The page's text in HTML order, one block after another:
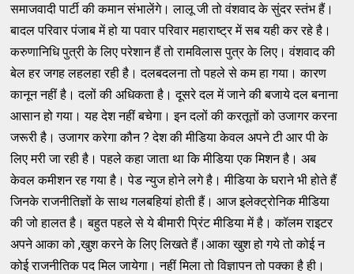
समाजवादी पार्टी की कमान संभालेंगे। लालू जी तो वंशवाद के सुंदर स्‍तंभ हैं।
बादल परिवार पंजाब में हो या पवार परिवार महाराष्‍ट्र में सब यही कर रहे है।
करुणानिधि पुत्री के लिए परेशान हैं तो रामविलास पुत्र के लिए। वंशवाद की
बेल हर जगह लहलहा रही है। दलबदलना तो पहले से कम हा गया। कारण
कानून नहीं है। दलों की अधिकता है। दूसरे दल में जाने की बजाये दल बनाना
आसान हो गया। यह देश नहीं बचेगा। इन दलों की करतूतों को उजागर करना
जरूरी है। उजागर करेगा कौन ? देश की मीडिया केवल अपने टी आर पी के
लिए मरी जा रही है। पहले कहा जाता था कि मीडिया एक मिशन है। अब
केवल कमीशन रह गया है। पेड न्‍युज होने लगे है। मीडिया के घराने भी होते हैं
जिनके राजनीतिज्ञों के साथ गलबहियां होती हैं। आज इलेक्‍ट्रोनिक मीडिया
की जो हालत है। बहुत पहले से ये बीमारी प्रिंट मीडिया में है। कॉलम राइटर
अपने आका को ,खुश करने के लिए लिखते हैं।आका खुश हो गये तो कोई न
कोई राजनीतिक पद मिल जायेगा। नहीं मिला तो विज्ञापन तो पक्‍का है ही।